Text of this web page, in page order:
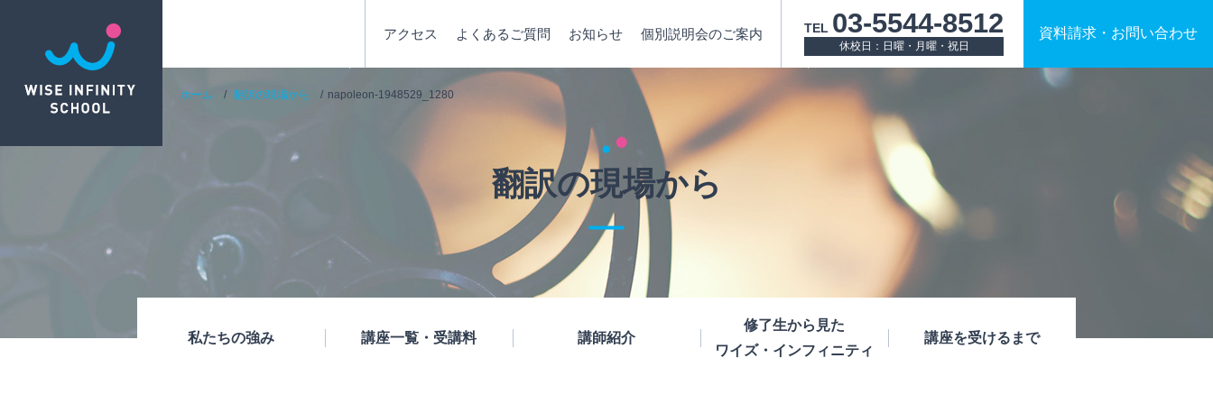
TEL 03-5544-8512
休校日：日曜・月曜・祝日
資料請求 ・ お問い合わせ
私たちの強み 講座一覧・受講料 講師紹介
修了生から見た
ワイズ・インフィニティ
講座を受けるまで
アクセス よくあるご質問 お知らせ 個別説明会のご案内
ホーム 翻訳の現場から napoleon-1948529_1280
翻訳の現場から